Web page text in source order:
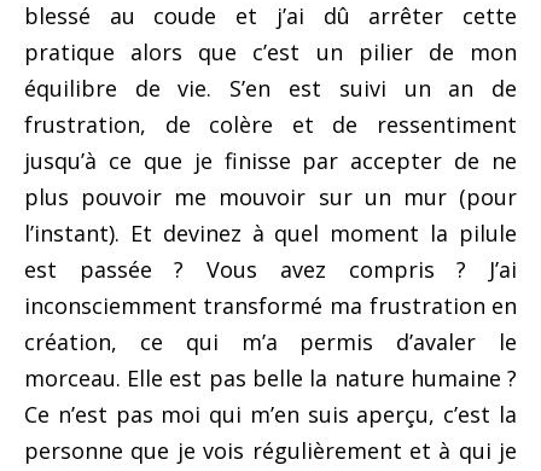
blessé au coude et j’ai dû arrêter cette
pratique alors que c’est un pilier de mon
équilibre de vie. S’en est suivi un an de
frustration, de colère et de ressentiment
jusqu’à ce que je finisse par accepter de ne
plus pouvoir me mouvoir sur un mur (pour
l’instant). Et devinez à quel moment la pilule
est passée ? Vous avez compris ? J’ai
inconsciemment transformé ma frustration en
création, ce qui m’a permis d’avaler le
morceau. Elle est pas belle la nature humaine ?
Ce n’est pas moi qui m’en suis aperçu, c’est la
personne que je vois régulièrement et à qui je